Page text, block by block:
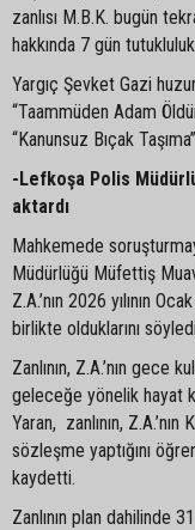
zanlısı M.B.K. bugün
hakkında 7 gün
Yargıç Şevket Gazi
“Taammüden Adam
“Kanunsuz Bıçak
-Lefkoşa Polis
aktardı
Mahkemede
Müdürlüğü Müfettiş
Z.A.’nın 2026 yılının
birlikte olduklarını
Zanlının, Z.A.’nın gece
geleceğe yönelik hayat
Yaran, zanlının,
sözleşme yaptığını
kaydetti.
Zanlının plan dahilinde